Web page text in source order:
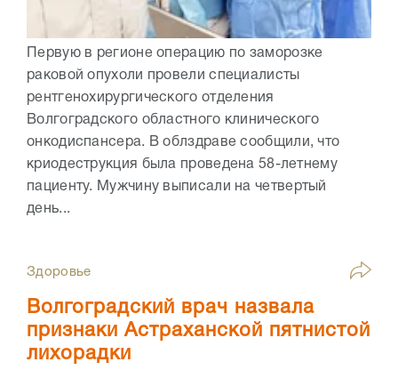
Первую в регионе операцию по заморозке
раковой опухоли провели специалисты
рентгенохирургического отделения
Волгоградского областного клинического
онкодиспансера. В облздраве сообщили, что
криодеструкция была проведена 58-летнему
пациенту. Мужчину выписали на четвертый
день...
Здоровье
Волгоградский врач назвала
признаки Астраханской пятнистой
лихорадки